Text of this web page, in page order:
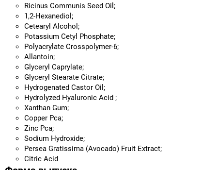
Ricinus Communis Seed Oil;
1,2-Hexanediol;
Cetearyl Alcohol;
Potassium Cetyl Phosphate;
Polyacrylate Crosspolymer-6;
Allantoin;
Glyceryl Caprylate;
Glyceryl Stearate Citrate;
Hydrogenated Castor Oil;
Hydrolyzed Hyaluronic Acid ;
Xanthan Gum;
Copper Pca;
Zinc Pca;
Sodium Hydroxide;
Persea Gratissima (Avocado) Fruit Extract;
Citric Acid